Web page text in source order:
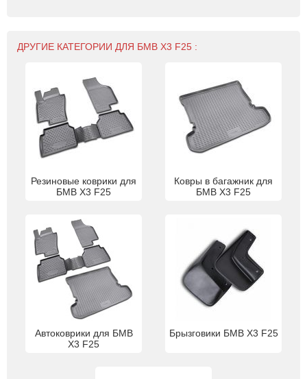
ДРУГИЕ КАТЕГОРИИ ДЛЯ БМВ Х3 F25 :
Резиновые коврики для
БМВ Х3 F25
Ковры в багажник для
БМВ Х3 F25
Автоковрики для БМВ
Х3 F25
Брызговики БМВ Х3 F25